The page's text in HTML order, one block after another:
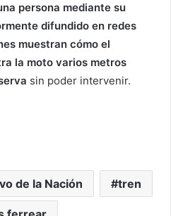
persona mediante su
difundido en redes
muestran cómo el
la moto varios metros
sin poder intervenir.
de la Nación tren